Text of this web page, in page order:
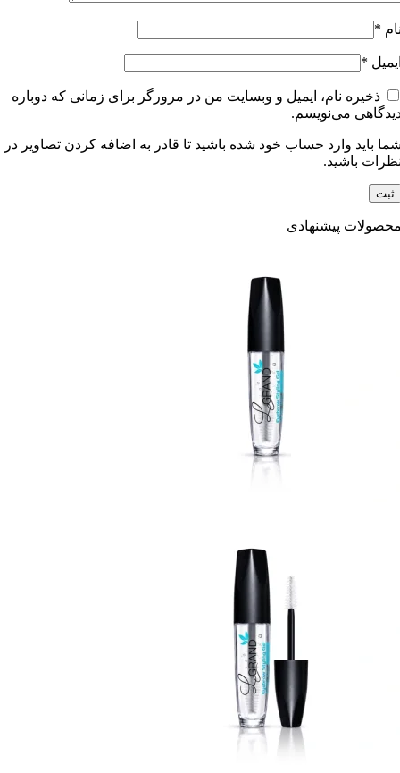
*
*
ذخیره نام، ایمیل و وبسایت من در مرورگر برای زمانی که دوباره
می‌نویسم.
باید وارد حساب خود شده باشید تا قادر به اضافه کردن تصاویر در
باشید.
پیشنهادی